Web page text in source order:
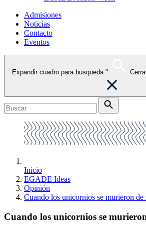
Admisiones
Noticias
Contacto
Eventos
Expandir cuadro para busqueda."
Inicio
EGADE Ideas
Opinión
Cuando los unicornios se murieron de
Cuando los unicornios se